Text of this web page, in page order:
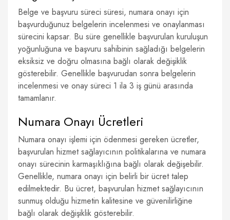
Belge ve başvuru süreci süresi, numara onayı için
başvurduğunuz belgelerin incelenmesi ve onaylanması
sürecini kapsar. Bu süre genellikle başvurulan kuruluşun
yoğunluğuna ve başvuru sahibinin sağladığı belgelerin
eksiksiz ve doğru olmasına bağlı olarak değişiklik
gösterebilir. Genellikle başvurudan sonra belgelerin
incelenmesi ve onay süreci 1 ila 3 iş günü arasında
tamamlanır.
Numara Onayı Ücretleri
Numara onayı işlemi için ödenmesi gereken ücretler,
başvurulan hizmet sağlayıcının politikalarına ve numara
onayı sürecinin karmaşıklığına bağlı olarak değişebilir.
Genellikle, numara onayı için belirli bir ücret talep
edilmektedir. Bu ücret, başvurulan hizmet sağlayıcının
sunmuş olduğu hizmetin kalitesine ve güvenilirliğine
bağlı olarak değişiklik gösterebilir.